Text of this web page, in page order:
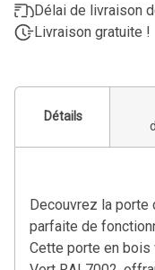
Délai de livraison
Livraison gratuite !
Détails
Decouvrez la porte
parfaite de
Cette porte en bois